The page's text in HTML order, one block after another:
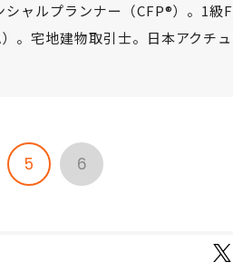
ャルプランナー（CFP®）。1級
。宅地建物取引士。日本アクチ
5 6